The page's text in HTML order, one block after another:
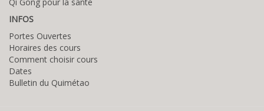
INFOS
Portes Ouvertes
Horaires des cours
Comment choisir cours
Dates
Bulletin du Quimétao